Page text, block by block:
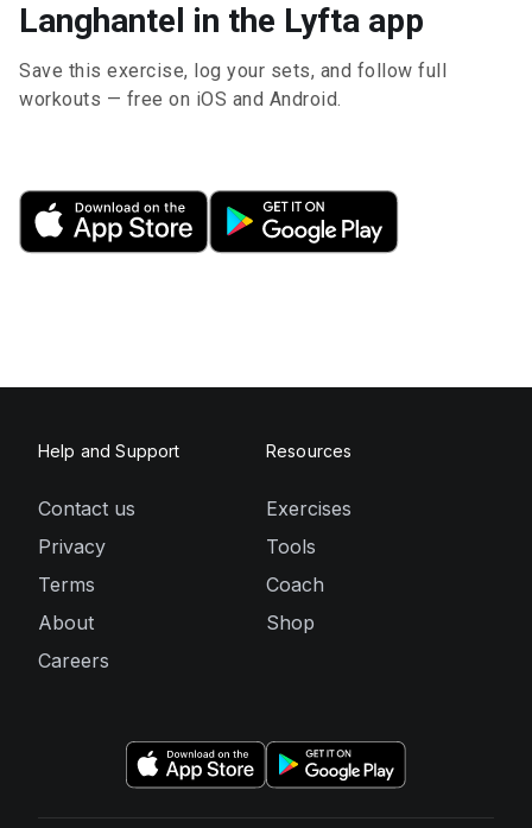
Langhantel in the Lyfta app
Save this exercise, log your sets, and follow full
workouts — free on iOS and Android.
Help and Support
Contact us
Privacy
Terms
About
Careers
Resources
Exercises
Tools
Coach
Shop